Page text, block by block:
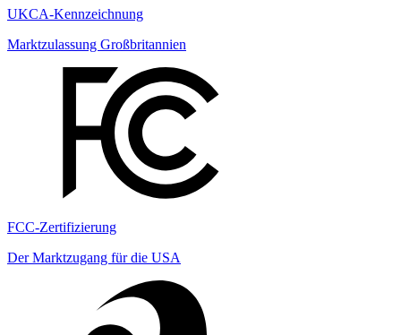
UKCA-Kennzeichnung
Marktzulassung Großbritannien
FCC-Zertifizierung
Der Marktzugang für die USA